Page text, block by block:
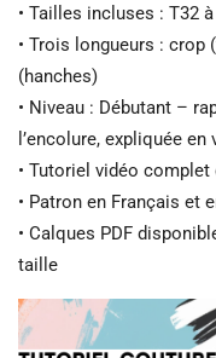
• Tailles incluses : T32
• Trois longueurs :
(hanches)
• Niveau : Débutant –
l’encolure, expliquée en
• Tutoriel vidéo
• Patron en Français et
• Calques PDF
taille